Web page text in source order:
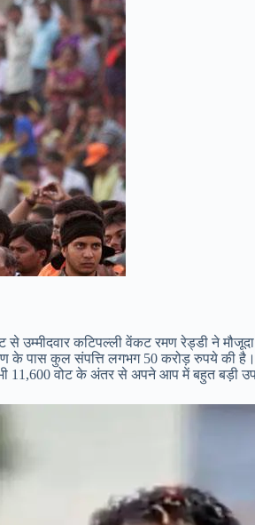
से उम्मीदवार कटिपल्ली वेंकट रमण रेड्डी ने
के पास कुल संपत्ति लगभग 50 करोड़ रुपये की
11,600 वोट के अंतर से अपने आप में बहुत बड़ी